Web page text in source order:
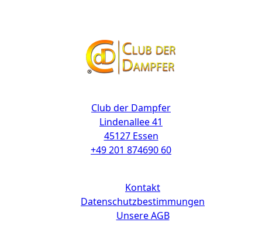
Club der Dampfer
Lindenallee 41
45127 Essen
+49 201 874690 60
Kontakt
Datenschutzbestimmungen
Unsere AGB